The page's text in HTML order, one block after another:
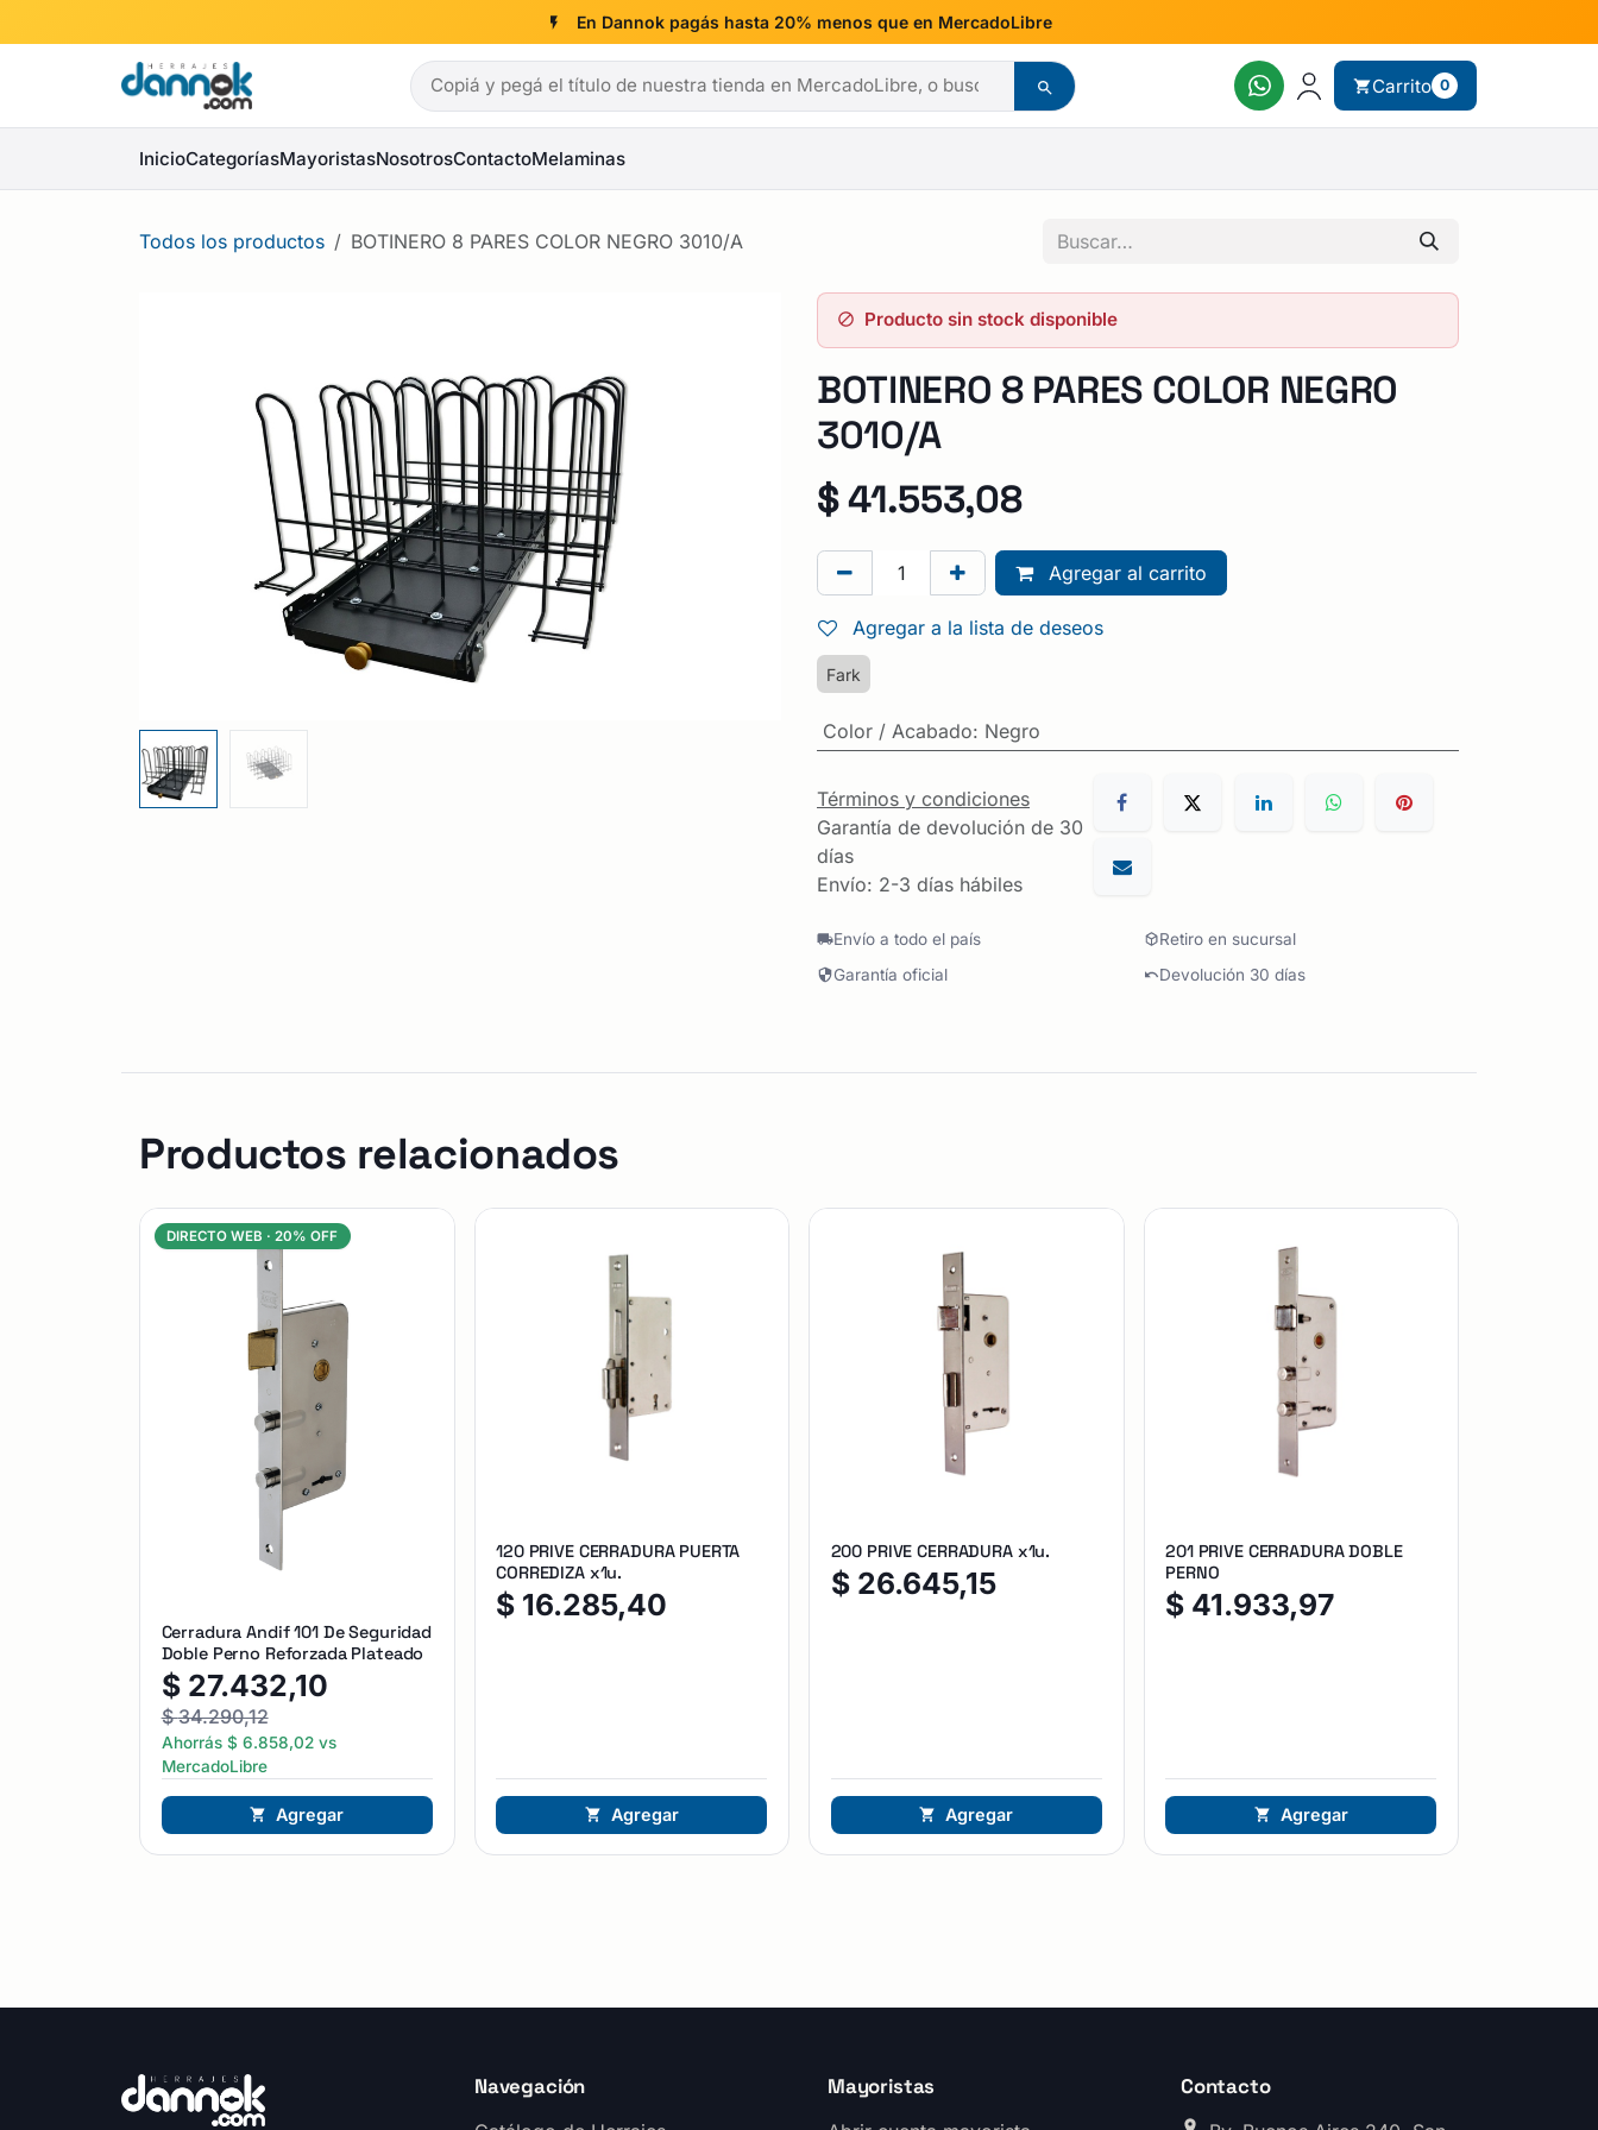
En Dannok pagás hasta 20% menos que en MercadoLibre
Carrito 0
InicioCategoríasMayoristasNosotrosContactoMelaminas
Todos los productos BOTINERO 8 PARES COLOR NEGRO 3010/A
Producto sin stock disponible
BOTINERO 8 PARES COLOR NEGRO
3010/A
$41.553,08
Agregar al carrito
Agregar a la lista de deseos
Fark
Color / Acabado: Negro
Términos y condiciones
Garantía de devolución de 30
días
Envío: 2-3 días hábiles
Envío a todo el país
Retiro en sucursal
Garantía oficial
Devolución 30 días
Productos relacionados
DIRECTO WEB ·20% OFF
Cerradura Andif 101 De Seguridad
Doble Perno Reforzada Plateado
$ 27.432,10
$34.290,12
Ahorrás $ 6.858,02vs
MercadoLibre
Agregar
120 PRIVE CERRADURA PUERTA
CORREDIZA x1u.
$ 16.285,40
Agregar
200 PRIVE CERRADURA x1u.
$ 26.645,15
Agregar
201 PRIVE CERRADURA DOBLE
PERNO
$ 41.933,97
Agregar
Navegación Mayoristas Contacto